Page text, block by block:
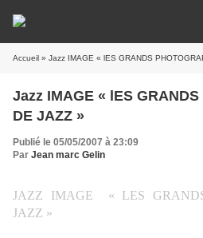
Accueil » Jazz IMAGE « lES GRANDS
Jazz IMAGE « lES GRANDS PHOTOGRAPHES
DE JAZZ »
Publié le 05/05/2007 à 23:09
Par Jean marc Gelin
JAZZ IMAGE
« LES
JAZZ »